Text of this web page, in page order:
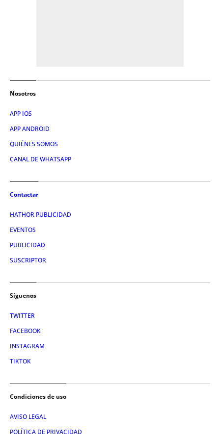
Nosotros
APP IOS
APP ANDROID
QUIÉNES SOMOS
CANAL DE WHATSAPP
Contactar
HATHOR PUBLICIDAD
EVENTOS
PUBLICIDAD
SUSCRIPTOR
Síguenos
TWITTER
FACEBOOK
INSTAGRAM
TIKTOK
Condiciones de uso
AVISO LEGAL
POLÍTICA DE PRIVACIDAD